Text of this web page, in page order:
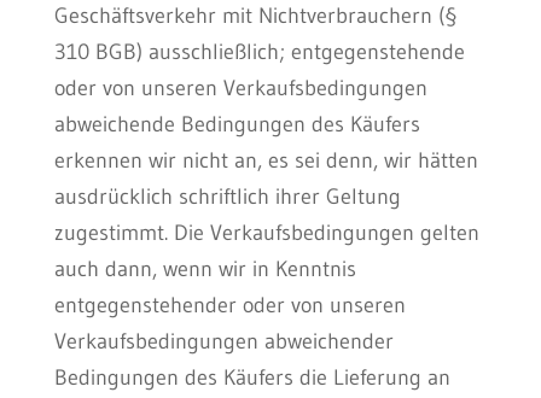
Geschäftsverkehr mit Nichtverbrauchern (§
310 BGB) ausschließlich; entgegenstehende
oder von unseren Verkaufsbedingungen
abweichende Bedingungen des Käufers
erkennen wir nicht an, es sei denn, wir hätten
ausdrücklich schriftlich ihrer Geltung
zugestimmt. Die Verkaufsbedingungen gelten
auch dann, wenn wir in Kenntnis
entgegenstehender oder von unseren
Verkaufsbedingungen abweichender
Bedingungen des Käufers die Lieferung an